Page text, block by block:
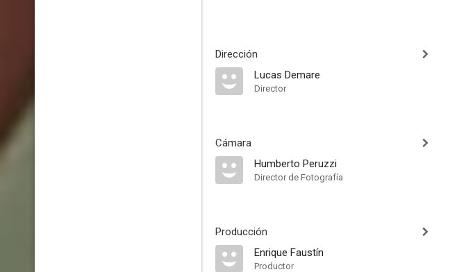
Dirección
Lucas Demare
Director
Cámara
Humberto Peruzzi
Director de Fotografía
Producción
Enrique Faustín
Productor